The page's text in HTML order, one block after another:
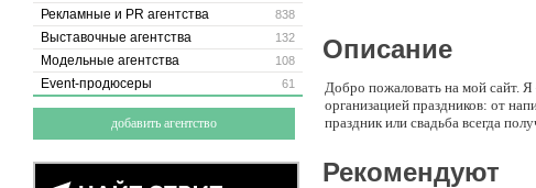
838
Рекламные и PR агентства
132
Выставочные агентства
108
Модельные агентства
61
Event-продюсеры
добавить агентство
Описание
Добро пожаловать на мой сайт.
организацией праздников: от
праздник или свадьба всегда
Рекомендуют